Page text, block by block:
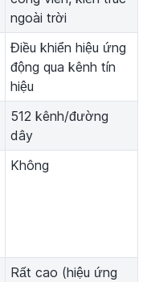
ngoài trời
Điều khiển hiệu ứng
động qua kênh tín
hiệu
512 kênh/đường
dây
Không
Rất cao (hiệu ứng